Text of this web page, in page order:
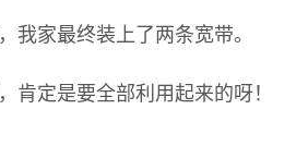
我家最终装上了两条宽带。
肯定是要全部利用起来的呀！